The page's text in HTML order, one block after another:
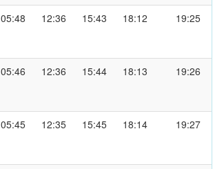
05:48 12:36 15:43 18:12 19:25
05:46 12:36 15:44 18:13 19:26
05:45 12:35 15:45 18:14 19:27